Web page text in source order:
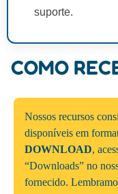
suporte.
COMO
Nossos recursos
disponíveis em
DOWNLOAD,
“Downloads” no
fornecido.